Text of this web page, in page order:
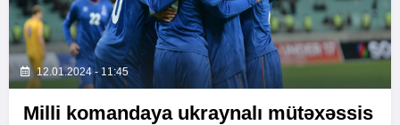
12.01.2024 - 11:45
Milli komandaya ukraynalı mütəxəssis